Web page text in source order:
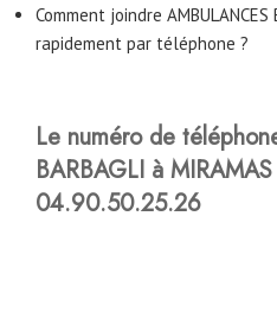
Comment joindre AMBULANCES
rapidement par téléphone ?
Le numéro de
BARBAGLI à
04.90.50.25.26